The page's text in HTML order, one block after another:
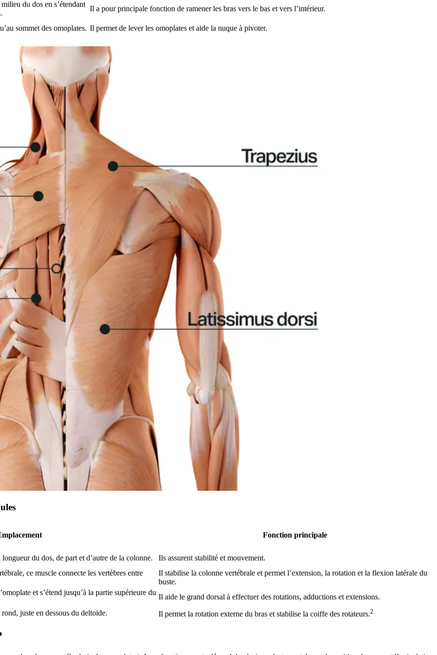
du dos en s’étendant
Il a pour principale fonction de ramener les bras vers le bas et vers l’intérieur.
sommet des omoplates. Il permet de lever les omoplates et aide la nuque à pivoter.
Fonction principale
du dos, de part et d’autre de la colonne.
Ils assurent stabilité et mouvement.
ce muscle connecte les vertèbres entre
Il stabilise la colonne vertébrale et permet l’extension, la rotation et la flexion latérale du
buste.
et s’étend jusqu’à la partie supérieure du
Il aide le grand dorsal à effectuer des rotations, adductions et extensions.
juste en dessous du deltoïde.
Il permet la rotation externe du bras et stabilise la coiffe des rotateurs.2